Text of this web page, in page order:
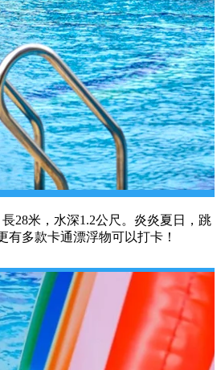
28米，水深1.2公尺。炎炎夏日，跳
有多款卡通漂浮物可以打卡！